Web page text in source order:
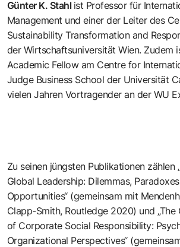
Günter K. Stahl ist Professor für
Management und einer der Leiter des
Sustainability Transformation and
der Wirtschaftsuniversität Wien. Zudem
Academic Fellow am Centre for
Judge Business School der Universität
vielen Jahren Vortragender an der WU
Zu seinen jüngsten Publikationen zählen
Global Leadership: Dilemmas,
Opportunities“ (gemeinsam mit
Clapp-Smith, Routledge 2020) und
of Corporate Social Responsibility:
Organizational Perspectives“